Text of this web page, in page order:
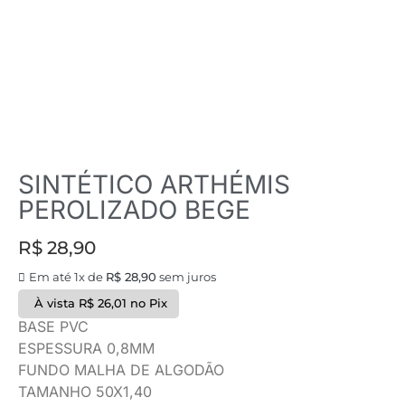
SINTÉTICO ARTHÉMIS
PEROLIZADO BEGE
R$ 28,90
Em até 1x de R$ 28,90 sem juros
À vista R$26,01 no Pix
BASE PVC
ESPESSURA 0,8MM
FUNDO MALHA DE ALGODÃO
TAMANHO 50X1,40